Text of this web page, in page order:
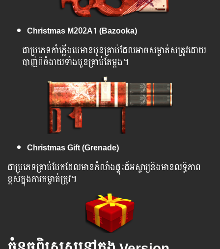
Christmas M202A1 (Bazooka)
ជា​ប្រភេទកាំភ្លើងបេមានបួនគ្រាប់ដែលអាចសម្ចាត់សត្រូវដោយ
បាញ់ពីចំងាយទាំងបួនគ្រាប់តែម្តង។
Christmas Gift (Grenade)
ជា​ប្រភេទ​គ្រាប់បែកដែលមានកំលាំងផ្ទុះដ៍អស្ចារ្យនិងមានលទ្ធិភាព
ខ្ពស់ក្នុងការកម្ចាត់ត្រូវ។